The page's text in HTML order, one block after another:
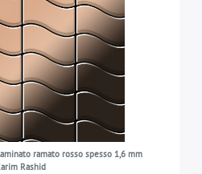
ramato rosso spesso 1,6 mm
Rashid